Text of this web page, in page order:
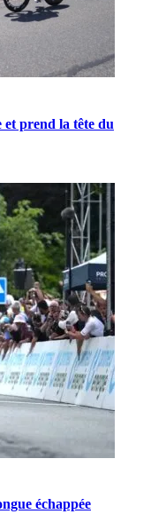
et prend la tête du
échappée